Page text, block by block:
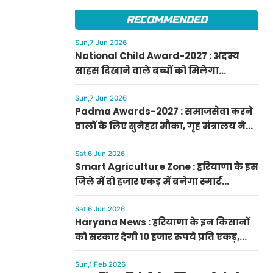
RECOMMENDED
Sun,7 Jun 2026
National Child Award-2027 : अदम्य
साहस दिखाने वाले बच्चों को मिलेगा
प्रधानमंत्री राष्ट्रीय बाल पुरस्कार-2027, ऐसे
करें आवेदन
Sun,7 Jun 2026
Padma Awards-2027 : समाजसेवा करने
वालों के लिए सुनेहरा मौका, गृह मंत्रालय ने
निकाले पद्म पुरस्कार-2027 के लिए आवेदन
Sat,6 Jun 2026
Smart Agriculture Zone : हरियाणा के इस
जिले में दो हजार एकड़ में बनेगा स्मार्ट
एग्रीकल्चर जोन
Sat,6 Jun 2026
Haryana News : हरियाणा के इन किसानों
को सरकार देगी 10 हजार रुपये प्रति एकड़,
सीएम सैनी की घोषणा
Sun,1 Feb 2026